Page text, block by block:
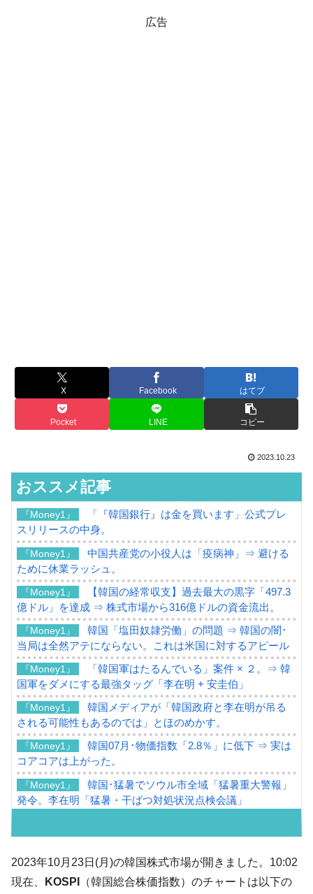
広告
X Facebook はてブ
Pocket LINE コピー
2023.10.23
おススメ記事
『Money1』
「『韓国銀行』は金を買います」公式プレ
スリリースの中身。
『Money1』
中国共産党の小役人は「疫病神」⇒ 避ける
ために休業ラッシュ。
『Money1』
【韓国の経常収支】過去最大の黒字「497.3
億ドル」を達成 ⇒ 株式市場から316億ドルの資金流出。
『Money1』
韓国「塩田奴隷労働」の問題 ⇒ 韓国の闇･
当局は全然アテにならない。これは米国に対するアピール
『Money1』
「韓国軍はたるんでいる」案件 × ２。⇒ 韓
国軍をダメにする最強タッグ「李在明 + 安圭伯」
『Money1』
韓国メディアが「韓国政府と李在明が吊る
される可能性もあるのでは」とほのめかす。
『Money1』
韓国07月･物価指数「2.8％」に低下 ⇒ 実は
コアコアは上がった。
『Money1』
韓国･猛暑でソウル市全域「猛暑重大警報」
発令。李在明「猛暑・干ばつ対処状況点検会議」
07月販売台数は去年のほぼ半分「71台」しか売れなかっ
た。『起亜』は9台だけ
『Money1』
韓国「信用赦免を何回やっても、何回やっ
2023年10月23日(月)の韓国株式市場が開きました。10:02
現在、
KOSPI
（韓国総合株価指数）のチャートは以下の